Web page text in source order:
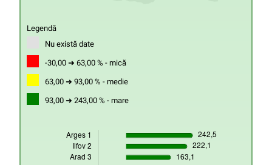
Legendă
Nu există date
-30,00 ➜ 63,00 % - mică
63,00 ➜ 93,00 % - medie
93,00 ➜ 243,00 % - mare